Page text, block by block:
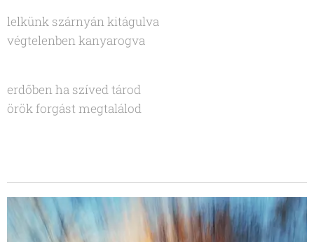
lelkünk szárnyán kitágulva
végtelenben kanyarogva
erdőben ha szíved tárod
örök forgást megtalálod